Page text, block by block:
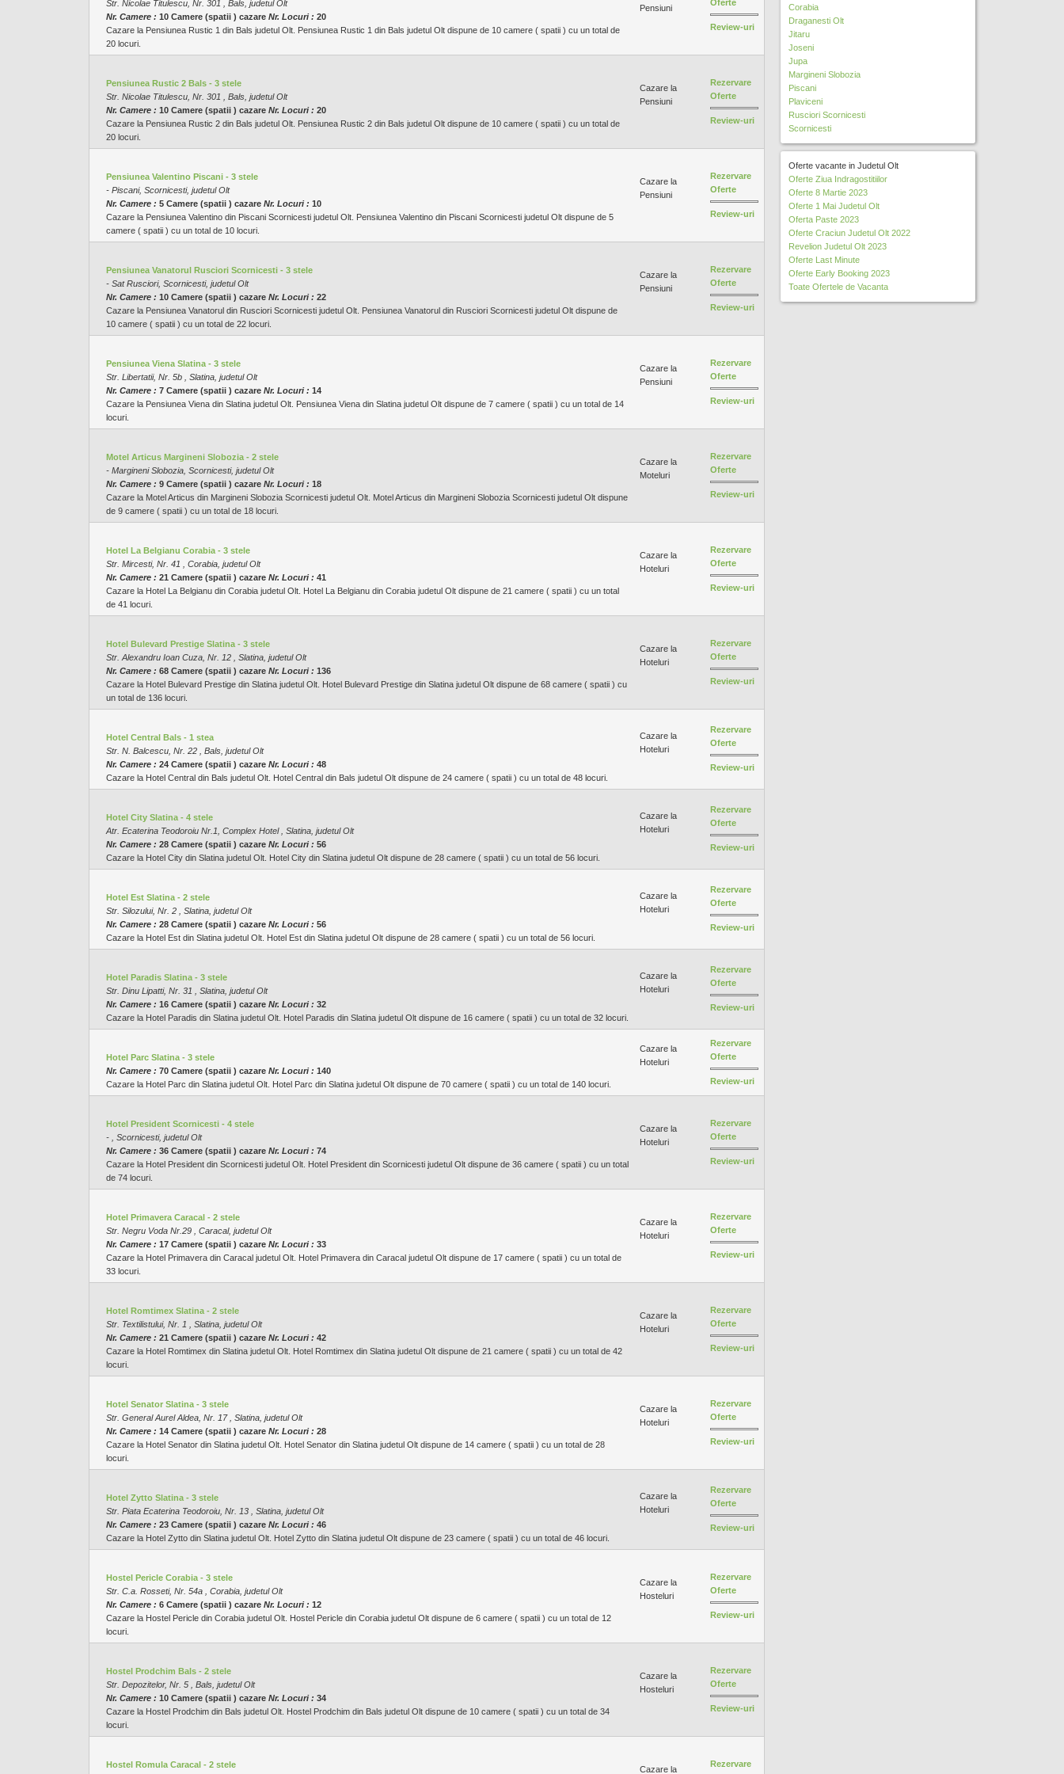
Str. Nicolae Titulescu, Nr. 301 , Bals, judetul Olt
Nr. Camere : 10 Camere (spatii ) cazare Nr. Locuri : 20
Cazare la Pensiunea Rustic 1 din Bals judetul Olt. Pensiunea Rustic 1 din Bals judetul Olt dispune de 10 camere ( spatii ) cu un total de
20 locuri.
Pensiuni
Oferte
Review-uri
Pensiunea Rustic 2 Bals - 3 stele
Str. Nicolae Titulescu, Nr. 301 , Bals, judetul Olt
Nr. Camere : 10 Camere (spatii ) cazare Nr. Locuri : 20
Cazare la Pensiunea Rustic 2 din Bals judetul Olt. Pensiunea Rustic 2 din Bals judetul Olt dispune de 10 camere ( spatii ) cu un total de
20 locuri.
Cazare la
Pensiuni
Rezervare
Oferte
Review-uri
Pensiunea Valentino Piscani - 3 stele
- Piscani, Scornicesti, judetul Olt
Nr. Camere : 5 Camere (spatii ) cazare Nr. Locuri : 10
Cazare la Pensiunea Valentino din Piscani Scornicesti judetul Olt. Pensiunea Valentino din Piscani Scornicesti judetul Olt dispune de 5
camere ( spatii ) cu un total de 10 locuri.
Cazare la
Pensiuni
Rezervare
Oferte
Review-uri
Pensiunea Vanatorul Rusciori Scornicesti - 3 stele
- Sat Rusciori, Scornicesti, judetul Olt
Nr. Camere : 10 Camere (spatii ) cazare Nr. Locuri : 22
Cazare la Pensiunea Vanatorul din Rusciori Scornicesti judetul Olt. Pensiunea Vanatorul din Rusciori Scornicesti judetul Olt dispune de
10 camere ( spatii ) cu un total de 22 locuri.
Cazare la
Pensiuni
Rezervare
Oferte
Review-uri
Pensiunea Viena Slatina - 3 stele
Str. Libertatii, Nr. 5b , Slatina, judetul Olt
Nr. Camere : 7 Camere (spatii ) cazare Nr. Locuri : 14
Cazare la Pensiunea Viena din Slatina judetul Olt. Pensiunea Viena din Slatina judetul Olt dispune de 7 camere ( spatii ) cu un total de 14
locuri.
Cazare la
Pensiuni
Rezervare
Oferte
Review-uri
Motel Articus Margineni Slobozia - 2 stele
- Margineni Slobozia, Scornicesti, judetul Olt
Nr. Camere : 9 Camere (spatii ) cazare Nr. Locuri : 18
Cazare la Motel Articus din Margineni Slobozia Scornicesti judetul Olt. Motel Articus din Margineni Slobozia Scornicesti judetul Olt dispune
de 9 camere ( spatii ) cu un total de 18 locuri.
Cazare la
Moteluri
Rezervare
Oferte
Review-uri
Hotel La Belgianu Corabia - 3 stele
Str. Mircesti, Nr. 41 , Corabia, judetul Olt
Nr. Camere : 21 Camere (spatii ) cazare Nr. Locuri : 41
Cazare la Hotel La Belgianu din Corabia judetul Olt. Hotel La Belgianu din Corabia judetul Olt dispune de 21 camere ( spatii ) cu un total
de 41 locuri.
Cazare la
Hoteluri
Rezervare
Oferte
Review-uri
Hotel Bulevard Prestige Slatina - 3 stele
Str. Alexandru Ioan Cuza, Nr. 12 , Slatina, judetul Olt
Nr. Camere : 68 Camere (spatii ) cazare Nr. Locuri : 136
Cazare la Hotel Bulevard Prestige din Slatina judetul Olt. Hotel Bulevard Prestige din Slatina judetul Olt dispune de 68 camere ( spatii ) cu
un total de 136 locuri.
Cazare la
Hoteluri
Rezervare
Oferte
Review-uri
Hotel Central Bals - 1 stea
Str. N. Balcescu, Nr. 22 , Bals, judetul Olt
Nr. Camere : 24 Camere (spatii ) cazare Nr. Locuri : 48
Cazare la Hotel Central din Bals judetul Olt. Hotel Central din Bals judetul Olt dispune de 24 camere ( spatii ) cu un total de 48 locuri.
Cazare la
Hoteluri
Rezervare
Oferte
Review-uri
Hotel City Slatina - 4 stele
Atr. Ecaterina Teodoroiu Nr.1, Complex Hotel , Slatina, judetul Olt
Nr. Camere : 28 Camere (spatii ) cazare Nr. Locuri : 56
Cazare la Hotel City din Slatina judetul Olt. Hotel City din Slatina judetul Olt dispune de 28 camere ( spatii ) cu un total de 56 locuri.
Cazare la
Hoteluri
Rezervare
Oferte
Review-uri
Hotel Est Slatina - 2 stele
Str. Silozului, Nr. 2 , Slatina, judetul Olt
Nr. Camere : 28 Camere (spatii ) cazare Nr. Locuri : 56
Cazare la Hotel Est din Slatina judetul Olt. Hotel Est din Slatina judetul Olt dispune de 28 camere ( spatii ) cu un total de 56 locuri.
Cazare la
Hoteluri
Rezervare
Oferte
Review-uri
Hotel Paradis Slatina - 3 stele
Str. Dinu Lipatti, Nr. 31 , Slatina, judetul Olt
Nr. Camere : 16 Camere (spatii ) cazare Nr. Locuri : 32
Cazare la Hotel Paradis din Slatina judetul Olt. Hotel Paradis din Slatina judetul Olt dispune de 16 camere ( spatii ) cu un total de 32 locuri.
Cazare la
Hoteluri
Rezervare
Oferte
Review-uri
Hotel Parc Slatina - 3 stele
Nr. Camere : 70 Camere (spatii ) cazare Nr. Locuri : 140
Cazare la Hotel Parc din Slatina judetul Olt. Hotel Parc din Slatina judetul Olt dispune de 70 camere ( spatii ) cu un total de 140 locuri.
Cazare la
Hoteluri
Rezervare
Oferte
Review-uri
Hotel President Scornicesti - 4 stele
- , Scornicesti, judetul Olt
Nr. Camere : 36 Camere (spatii ) cazare Nr. Locuri : 74
Cazare la Hotel President din Scornicesti judetul Olt. Hotel President din Scornicesti judetul Olt dispune de 36 camere ( spatii ) cu un total
de 74 locuri.
Cazare la
Hoteluri
Rezervare
Oferte
Review-uri
Hotel Primavera Caracal - 2 stele
Str. Negru Voda Nr.29 , Caracal, judetul Olt
Nr. Camere : 17 Camere (spatii ) cazare Nr. Locuri : 33
Cazare la Hotel Primavera din Caracal judetul Olt. Hotel Primavera din Caracal judetul Olt dispune de 17 camere ( spatii ) cu un total de
33 locuri.
Cazare la
Hoteluri
Rezervare
Oferte
Review-uri
Hotel Romtimex Slatina - 2 stele
Str. Textilistului, Nr. 1 , Slatina, judetul Olt
Nr. Camere : 21 Camere (spatii ) cazare Nr. Locuri : 42
Cazare la Hotel Romtimex din Slatina judetul Olt. Hotel Romtimex din Slatina judetul Olt dispune de 21 camere ( spatii ) cu un total de 42
locuri.
Cazare la
Hoteluri
Rezervare
Oferte
Review-uri
Hotel Senator Slatina - 3 stele
Str. General Aurel Aldea, Nr. 17 , Slatina, judetul Olt
Nr. Camere : 14 Camere (spatii ) cazare Nr. Locuri : 28
Cazare la Hotel Senator din Slatina judetul Olt. Hotel Senator din Slatina judetul Olt dispune de 14 camere ( spatii ) cu un total de 28
locuri.
Cazare la
Hoteluri
Rezervare
Oferte
Review-uri
Hotel Zytto Slatina - 3 stele
Str. Piata Ecaterina Teodoroiu, Nr. 13 , Slatina, judetul Olt
Nr. Camere : 23 Camere (spatii ) cazare Nr. Locuri : 46
Cazare la Hotel Zytto din Slatina judetul Olt. Hotel Zytto din Slatina judetul Olt dispune de 23 camere ( spatii ) cu un total de 46 locuri.
Cazare la
Hoteluri
Rezervare
Oferte
Review-uri
Hostel Pericle Corabia - 3 stele
Str. C.a. Rosseti, Nr. 54a , Corabia, judetul Olt
Nr. Camere : 6 Camere (spatii ) cazare Nr. Locuri : 12
Cazare la Hostel Pericle din Corabia judetul Olt. Hostel Pericle din Corabia judetul Olt dispune de 6 camere ( spatii ) cu un total de 12
locuri.
Cazare la
Hosteluri
Rezervare
Oferte
Review-uri
Hostel Prodchim Bals - 2 stele
Str. Depozitelor, Nr. 5 , Bals, judetul Olt
Nr. Camere : 10 Camere (spatii ) cazare Nr. Locuri : 34
Cazare la Hostel Prodchim din Bals judetul Olt. Hostel Prodchim din Bals judetul Olt dispune de 10 camere ( spatii ) cu un total de 34
locuri.
Cazare la
Hosteluri
Rezervare
Oferte
Review-uri
Hostel Romula Caracal - 2 stele
Cazare la
Rezervare
e
l
Corabia
Draganesti Olt
Jitaru
Joseni
Jupa
Margineni Slobozia
Piscani
Plaviceni
Rusciori Scornicesti
Scornicesti
Oferte vacante in Judetul Olt
Oferte Ziua Indragostitiilor
Oferte 8 Martie 2023
Oferte 1 Mai Judetul Olt
Oferta Paste 2023
Oferte Craciun Judetul Olt 2022
Revelion Judetul Olt 2023
Oferte Last Minute
Oferte Early Booking 2023
Toate Ofertele de Vacanta